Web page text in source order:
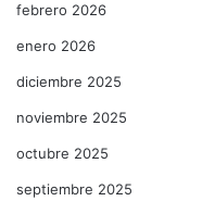
febrero 2026
enero 2026
diciembre 2025
noviembre 2025
octubre 2025
septiembre 2025